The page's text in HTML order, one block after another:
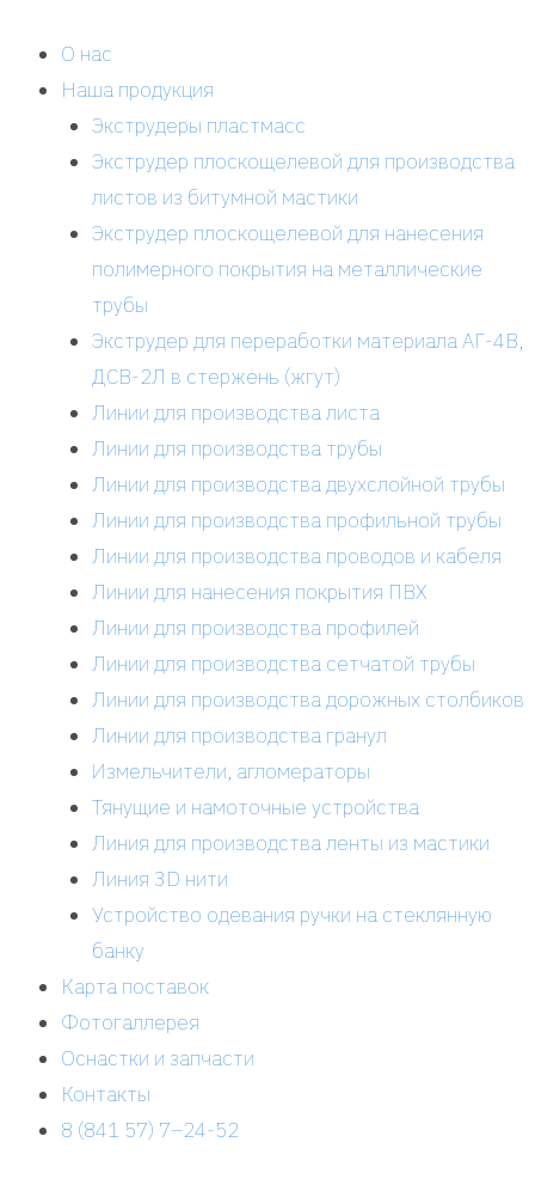
содержимому
О нас
Наша продукция
Экструдеры пластмасс
Экструдер плоскощелевой для производства
листов из битумной мастики
Экструдер плоскощелевой для нанесения
полимерного покрытия на металлические
трубы
Экструдер для переработки материала АГ-4В,
ДСВ-2Л в стержень (жгут)
Линии для производства листа
Линии для производства трубы
Линии для производства двухслойной трубы
Линии для производства профильной трубы
Линии для производства проводов и кабеля
Линии для нанесения покрытия ПВХ
Линии для производства профилей
Линии для производства сетчатой трубы
Линии для производства дорожных столбиков
Линии для производства гранул
Измельчители, агломераторы
Тянущие и намоточные устройства
Линия для производства ленты из мастики
Линия 3D нити
Устройство одевания ручки на стеклянную
банку
Карта поставок
Фотогаллерея
Оснастки и запчасти
Контакты
8 (841 57) 7–24-52